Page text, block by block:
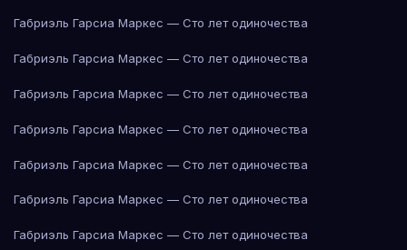
Габриэль Гарсиа Маркес — Сто лет одиночества
Габриэль Гарсиа Маркес — Сто лет одиночества
Габриэль Гарсиа Маркес — Сто лет одиночества
Габриэль Гарсиа Маркес — Сто лет одиночества
Габриэль Гарсиа Маркес — Сто лет одиночества
Габриэль Гарсиа Маркес — Сто лет одиночества
Габриэль Гарсиа Маркес — Сто лет одиночества